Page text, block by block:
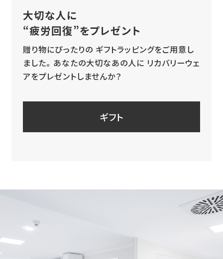
大切な人に
“疲労回復”をプレゼント
贈り物にぴったりの ギフトラッピングをご用意し
ました。 あなたの大切なあの人に リカバリーウェ
アをプレゼントしませんか？
ギフト